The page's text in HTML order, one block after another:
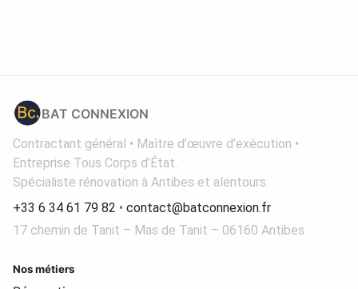
BAT CONNEXION
Contractant général • Maître d’œuvre d’exécution •
Entreprise Tous Corps d’État.
Spécialiste rénovation à Antibes et alentours.
+33 6 34 61 79 82 • contact@batconnexion.fr
17 chemin de Tanit – Mas de Tanit – 06160 Antibes
Nos métiers